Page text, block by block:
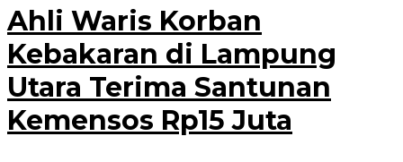
Ahli Waris Korban
Kebakaran di Lampung
Utara Terima Santunan
Kemensos Rp15 Juta